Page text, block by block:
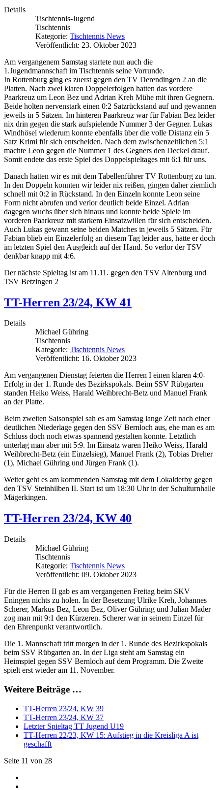
Details
Tischtennis-Jugend
Tischtennis
Kategorie: Tischtennis News
Veröffentlicht: 23. Oktober 2023
Am vergangenem Samstag startete nun auch die
1.Jugendmannschaft im Tischtennis seine Vorrunde.
In Rottenburg ging es zuerst gegen den TV Derendingen 2 an die
Platten. Nach zwei klaren Doppelerfolgen hatten das vordere
Paarkreuz um Leon Bez und Adrian Kreh Mühe mit ihren Gegnern.
Beide holten nervenstark einen 0:2 Satzrückstand auf und gewannen
jeweils in 5 Sätzen. Im hinteren Paarkreuz war für Fabian Bez leider
nix drin gegen die stark aufspielende Nummer 3 der Gegner. Lukas
Windhösel wiederum konnte ebenfalls über die volle Distanz ein 5
Satz Krimi für sich entscheiden. Nach dem zwischenzeitlichen 5:1
machte Leon gegen die Nummer 1 des Gegners den Deckel drauf.
Somit endete das erste Spiel des Doppelspieltages mit 6:1 für uns.
Danach hatten wir es mit dem Tabellenführer TV Rottenburg zu tun.
In den Doppeln konnten wir leider nix reißen, gingen daher ziemlich
schnell mit 0:2 in Rückstand. In den Einzeln konnte Leon seine
Form nicht abrufen und verlor deutlich beide Einzel. Adrian
dagegen wuchs über sich hinaus und konnte beide Spiele im
vorderen Paarkreuz mit starkem Einsatzwillen für sich entscheiden.
Auch Lukas gewann seine beiden Matches in jeweils 5 Sätzen. Für
Fabian blieb ein Einzelerfolg an diesem Tag leider aus, hatte er doch
im letzten Spiel den Ausgleich auf der Hand. So verlor der TSV
denkbar knapp mit 4:6.
Der nächste Spieltag ist am 11.11. gegen den TSV Altenburg und
TSV Betzingen 2
TT-Herren 23/24, KW 41
Details
Michael Gühring
Tischtennis
Kategorie: Tischtennis News
Veröffentlicht: 16. Oktober 2023
Am vergangenen Dienstag feierten die Herren I einen klaren 4:0-
Erfolg in der 1. Runde des Bezirkspokals. Beim SSV Rübgarten
standen Heiko Weiss, Harald Weihbrecht-Betz und Manuel Frank
an der Platte.
Beim zweiten Saisonspiel sah es am Samstag lange Zeit nach einer
deutlichen Niederlage gegen den SSV Bernloch aus, ehe man es am
Schluss doch noch etwas spannend gestalten konnte. Letztlich
unterlag man aber mit 5:9. Im Einsatz waren Heiko Weiss, Harald
Weihbrecht-Betz (ein Einzelsieg), Manuel Frank (2), Tobias Dreher
(1), Michael Gühring und Jürgen Frank (1).
Weiter geht es am kommenden Samstag mit dem Lokalderby gegen
den TSV Steinhilben II. Start ist um 18:30 Uhr in der Schulturnhalle
Mägerkingen.
TT-Herren 23/24, KW 40
Details
Michael Gühring
Tischtennis
Kategorie: Tischtennis News
Veröffentlicht: 09. Oktober 2023
Für die Herren II gab es am vergangenen Freitag beim SKV
Eningen nichts zu holen. In der Besetzung Ulrike Kreh, Johannes
Scherer, Markus Bez, Leon Bez, Oliver Gühring und Julian Mader
zog man mit 9:1 den Kürzeren. Scherer war in seinem Einzel für
den Ehrenpunkt verantwortlich.
Die 1. Mannschaft tritt morgen in der 1. Runde des Bezirkspokals
beim SSV Rübgarten an. In der Liga steht am Samstag ein
Heimspiel gegen SSV Bernloch auf dem Programm. Die Zweite
spielt erst wieder am 11. November.
Weitere Beiträge …
TT-Herren 23/24, KW 39
TT-Herren 23/24, KW 37
Letzter Spieltag TT Jugend U19
TT-Herren 22/23, KW 15: Aufstieg in die Kreisliga A ist
geschafft
Seite 11 von 28